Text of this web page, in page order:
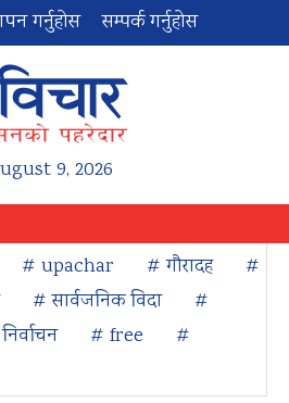
गर्नुहोस सम्पर्क गर्नुहोस
9, 2026
# upachar # गौरादह
#
# सार्वजनिक विदा
#
# free
#